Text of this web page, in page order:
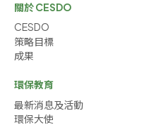
關於 CESDO
CESDO
策略目標
成果
環保教育
最新消息及活動
環保大使